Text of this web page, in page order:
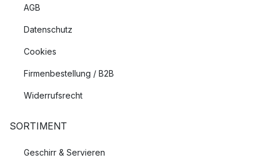
AGB
Datenschutz
Cookies
Firmenbestellung / B2B
Widerrufsrecht
SORTIMENT
Geschirr & Servieren